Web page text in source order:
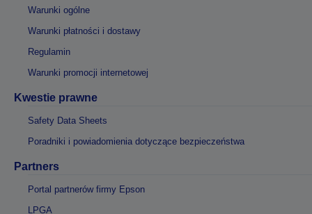
Warunki ogólne
Warunki płatności i dostawy
Regulamin
Warunki promocji internetowej
Kwestie prawne
Safety Data Sheets
Poradniki i powiadomienia dotyczące bezpieczeństwa
Partners
Portal partnerów firmy Epson
LPGA